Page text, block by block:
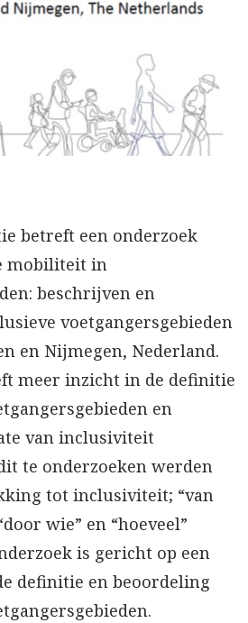
betreft een onderzoek
mobiliteit in
beschrijven en
voetgangersgebieden
en Nijmegen, Nederland.
meer inzicht in de definitie
en
van inclusiviteit
te onderzoeken werden
tot inclusiviteit; “van
wie” en “hoeveel”
is gericht op een
definitie en beoordeling